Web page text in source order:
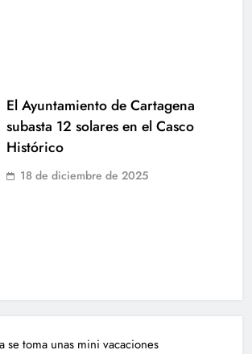
se toma unas mini vacaciones
El Ayuntamiento de Cartagena
subasta 12 solares en el Casco
Histórico
18 de diciembre de 2025